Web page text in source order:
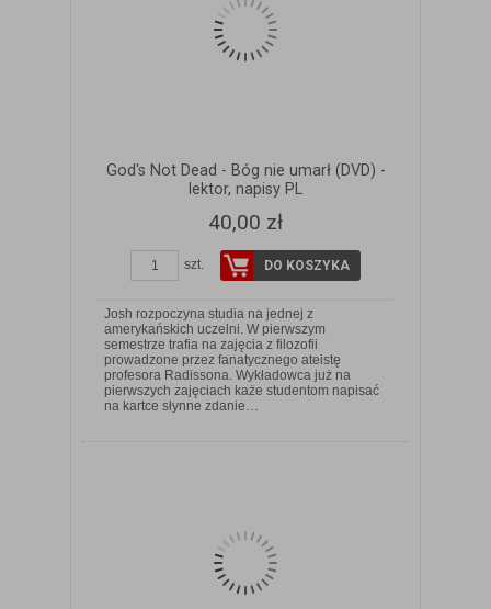
God's Not Dead - Bóg nie umarł (DVD) -
lektor, napisy PL
40,00 zł
szt. DO KOSZYKA
Josh rozpoczyna studia na jednej z
amerykańskich uczelni. W pierwszym
semestrze trafia na zajęcia z filozofii
prowadzone przez fanatycznego ateistę
profesora Radissona. Wykładowca już na
pierwszych zajęciach każe studentom napisać
na kartce słynne zdanie…
ZOBACZ SZCZEGÓŁY